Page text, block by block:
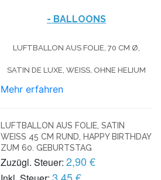
- BALLOONS
LUFTBALLON AUS FOLIE, 70 CM Ø,
SATIN DE LUXE, WEISS, OHNE HELIUM
Mehr erfahren
LUFTBALLON AUS FOLIE, SATIN
WEISS 45 CM RUND, HAPPY BIRTHDAY Z
UM 60. GEBURTSTAG
Zuzügl. Steuer: 2,90 €